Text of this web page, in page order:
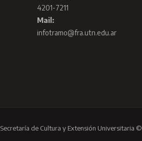
4201-7211
Mail:
infotramo@fra.utn.edu.ar
Secretaría de Cultura y Extensión Universitaria